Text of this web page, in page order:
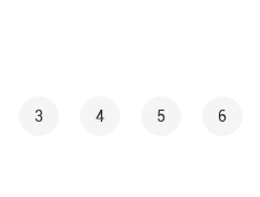
3 4 5 6